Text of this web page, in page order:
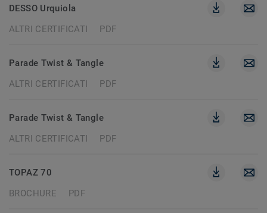
DESSO Urquiola
ALTRI CERTIFICATI
PDF
Parade Twist & Tangle
ALTRI CERTIFICATI
PDF
Parade Twist & Tangle
ALTRI CERTIFICATI
PDF
TOPAZ 70
BROCHURE
PDF